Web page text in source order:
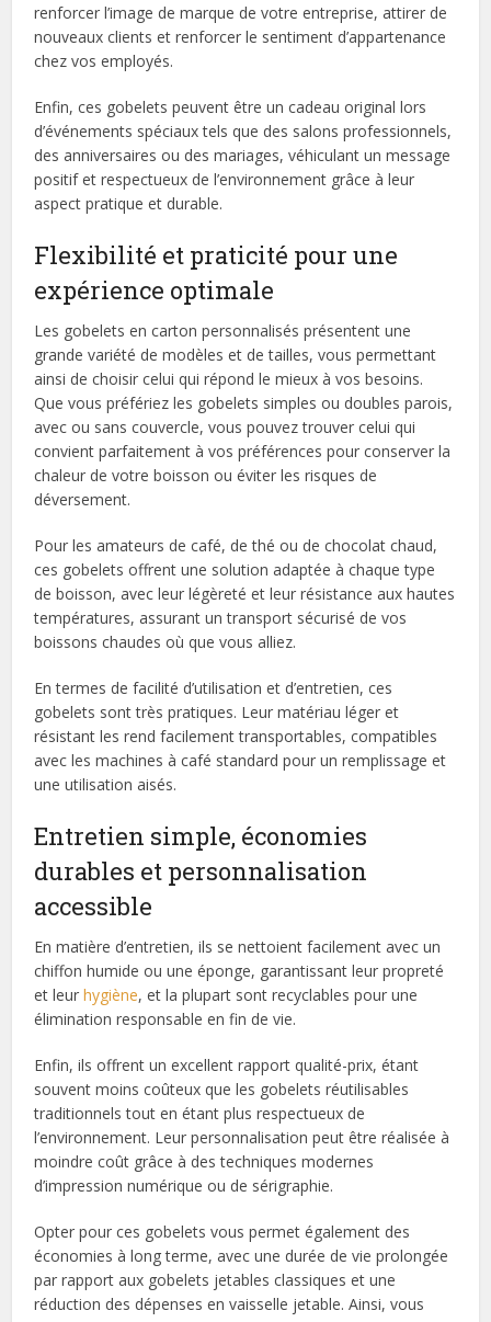
renforcer l’image de marque de votre entreprise, attirer de
nouveaux clients et renforcer le sentiment d’appartenance
chez vos employés.
Enfin, ces gobelets peuvent être un cadeau original lors
d’événements spéciaux tels que des salons professionnels,
des anniversaires ou des mariages, véhiculant un message
positif et respectueux de l’environnement grâce à leur
aspect pratique et durable.
Flexibilité et praticité pour une
expérience optimale
Les gobelets en carton personnalisés présentent une
grande variété de modèles et de tailles, vous permettant
ainsi de choisir celui qui répond le mieux à vos besoins.
Que vous préfériez les gobelets simples ou doubles parois,
avec ou sans couvercle, vous pouvez trouver celui qui
convient parfaitement à vos préférences pour conserver la
chaleur de votre boisson ou éviter les risques de
déversement.
Pour les amateurs de café, de thé ou de chocolat chaud,
ces gobelets offrent une solution adaptée à chaque type
de boisson, avec leur légèreté et leur résistance aux hautes
températures, assurant un transport sécurisé de vos
boissons chaudes où que vous alliez.
En termes de facilité d’utilisation et d’entretien, ces
gobelets sont très pratiques. Leur matériau léger et
résistant les rend facilement transportables, compatibles
avec les machines à café standard pour un remplissage et
une utilisation aisés.
Entretien simple, économies
durables et personnalisation
accessible
En matière d’entretien, ils se nettoient facilement avec un
chiffon humide ou une éponge, garantissant leur propreté
et leurhygiène, et la plupart sont recyclables pour une
élimination responsable en fin de vie.
Enfin, ils offrent un excellent rapport qualité-prix, étant
souvent moins coûteux que les gobelets réutilisables
traditionnels tout en étant plus respectueux de
l’environnement. Leur personnalisation peut être réalisée à
moindre coût grâce à des techniques modernes
d’impression numérique ou de sérigraphie.
Opter pour ces gobelets vous permet également des
économies à long terme, avec une durée de vie prolongée
par rapport aux gobelets jetables classiques et une
réduction des dépenses en vaisselle jetable. Ainsi, vous